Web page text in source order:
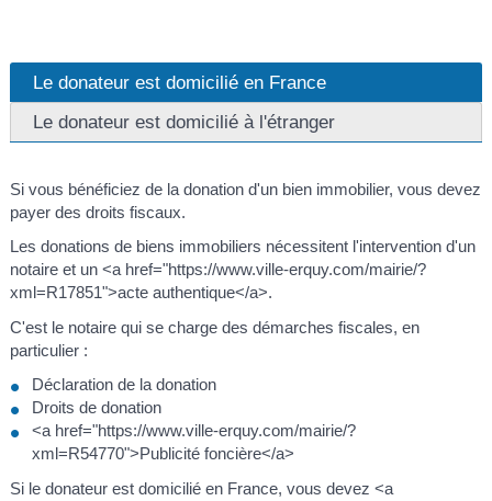
Le donateur est domicilié en France
Le donateur est domicilié à l'étranger
Si vous bénéficiez de la donation d'un bien immobilier, vous devez
payer des droits fiscaux.
Les donations de biens immobiliers nécessitent l'intervention d'un
notaire et un <a href="https://www.ville-erquy.com/mairie/?
xml=R17851">acte authentique</a>.
C'est le notaire qui se charge des démarches fiscales, en
particulier :
Déclaration de la donation
Droits de donation
<a href="https://www.ville-erquy.com/mairie/?
xml=R54770">Publicité foncière</a>
Si le donateur est domicilié en France, vous devez <a